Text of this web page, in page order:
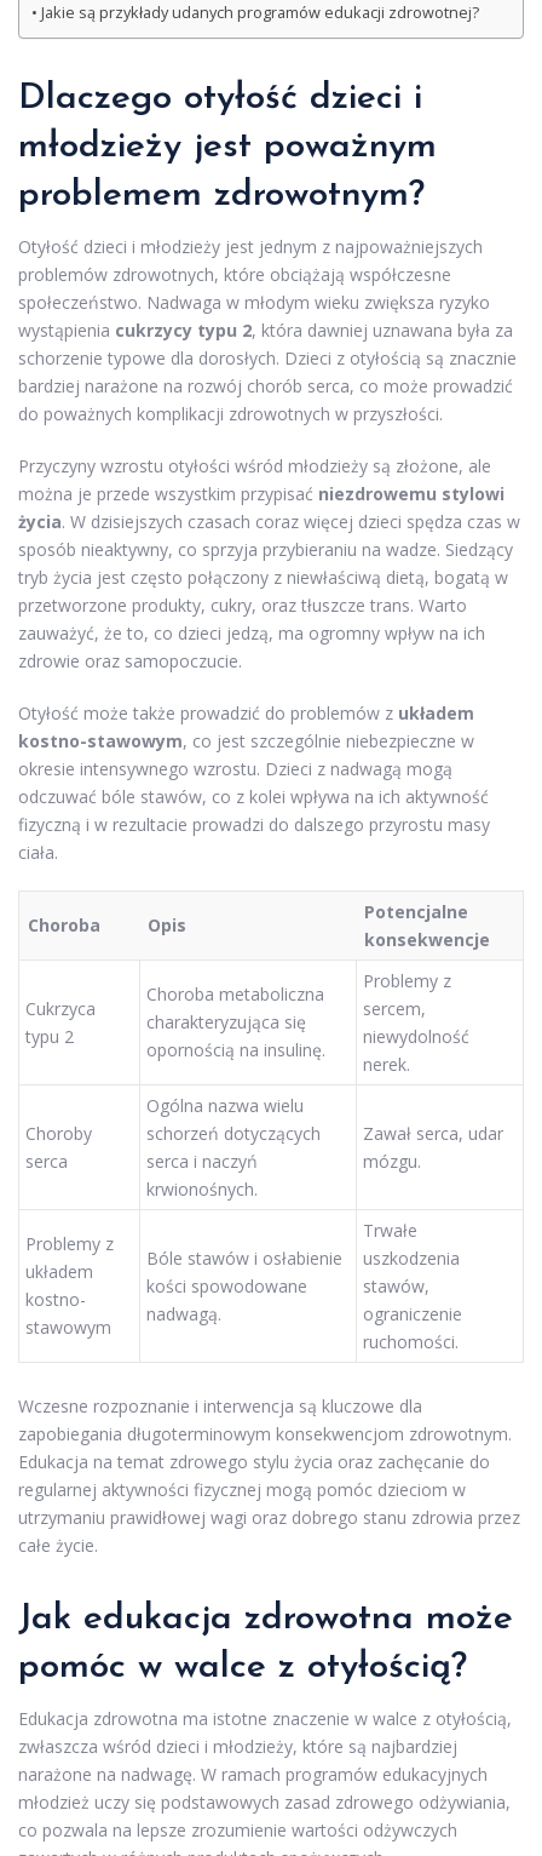
Jakie są przykłady udanych programów edukacji zdrowotnej?
Dlaczego otyłość dzieci i
młodzieży jest poważnym
problemem zdrowotnym?
Otyłość dzieci i młodzieży jest jednym z najpoważniejszych
problemów zdrowotnych, które obciążają współczesne
społeczeństwo. Nadwaga w młodym wieku zwiększa ryzyko
wystąpienia cukrzycy typu 2, która dawniej uznawana była za
schorzenie typowe dla dorosłych. Dzieci z otyłością są znacznie
bardziej narażone na rozwój chorób serca, co może prowadzić
do poważnych komplikacji zdrowotnych w przyszłości.
Przyczyny wzrostu otyłości wśród młodzieży są złożone, ale
można je przede wszystkim przypisać niezdrowemu stylowi
życia. W dzisiejszych czasach coraz więcej dzieci spędza czas w
sposób nieaktywny, co sprzyja przybieraniu na wadze. Siedzący
tryb życia jest często połączony z niewłaściwą dietą, bogatą w
przetworzone produkty, cukry, oraz tłuszcze trans. Warto
zauważyć, że to, co dzieci jedzą, ma ogromny wpływ na ich
zdrowie oraz samopoczucie.
Otyłość może także prowadzić do problemów z układem
kostno-stawowym, co jest szczególnie niebezpieczne w
okresie intensywnego wzrostu. Dzieci z nadwagą mogą
odczuwać bóle stawów, co z kolei wpływa na ich aktywność
fizyczną i w rezultacie prowadzi do dalszego przyrostu masy
ciała.
Choroba Opis
Potencjalne
konsekwencje
Cukrzyca
typu 2
Choroba metaboliczna
charakteryzująca się
opornością na insulinę.
Problemy z
sercem,
niewydolność
nerek.
Choroby
serca
Ogólna nazwa wielu
schorzeń dotyczących
serca i naczyń
krwionośnych.
Zawał serca, udar
mózgu.
Problemy z
układem
kostno-
stawowym
Bóle stawów i osłabienie
kości spowodowane
nadwagą.
Trwałe
uszkodzenia
stawów,
ograniczenie
ruchomości.
Wczesne rozpoznanie i interwencja są kluczowe dla
zapobiegania długoterminowym konsekwencjom zdrowotnym.
Edukacja na temat zdrowego stylu życia oraz zachęcanie do
regularnej aktywności fizycznej mogą pomóc dzieciom w
utrzymaniu prawidłowej wagi oraz dobrego stanu zdrowia przez
całe życie.
Jak edukacja zdrowotna może
pomóc w walce z otyłością?
Edukacja zdrowotna ma istotne znaczenie w walce z otyłością,
zwłaszcza wśród dzieci i młodzieży, które są najbardziej
narażone na nadwagę. W ramach programów edukacyjnych
młodzież uczy się podstawowych zasad zdrowego odżywiania,
co pozwala na lepsze zrozumienie wartości odżywczych